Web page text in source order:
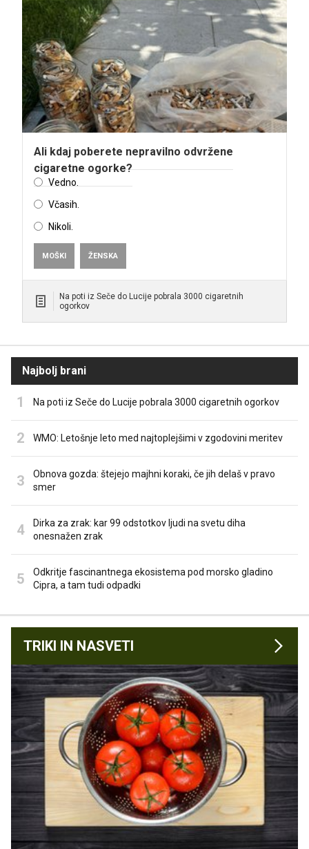
Ali kdaj poberete nepravilno odvržene
cigaretne ogorke?
Vedno.
Včasih.
Nikoli.
MOŠKI ŽENSKA
Na poti iz Seče do Lucije pobrala 3000 cigaretnih
ogorkov
Najbolj brani
Na poti iz Seče do Lucije pobrala 3000 cigaretnih ogorkov
WMO: Letošnje leto med najtoplejšimi v zgodovini meritev
Obnova gozda: štejejo majhni koraki, če jih delaš v pravo
smer
Dirka za zrak: kar 99 odstotkov ljudi na svetu diha
onesnažen zrak
Odkritje fascinantnega ekosistema pod morsko gladino
Cipra, a tam tudi odpadki
TRIKI IN NASVETI